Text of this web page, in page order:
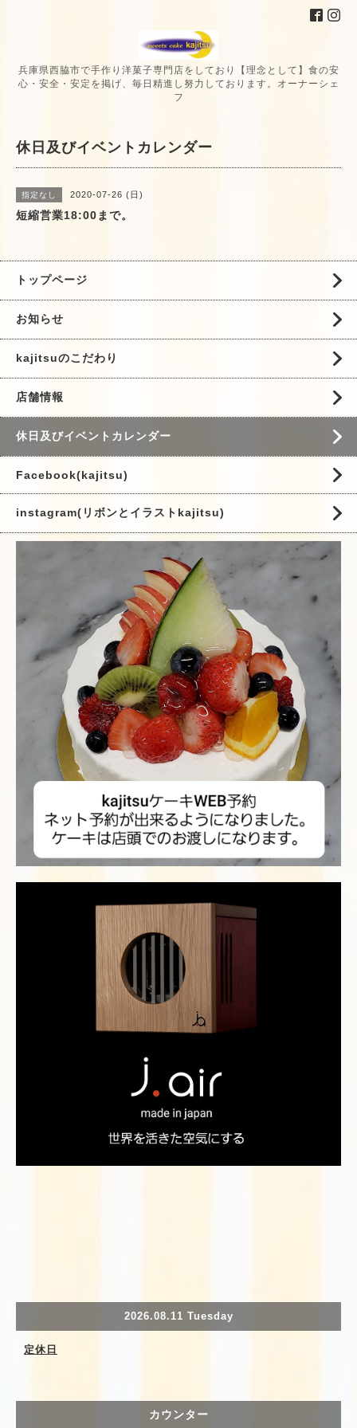
兵庫県西脇市で手作り洋菓子専門店をしており【理念として】食の安
心・安全・安定を掲げ、毎日精進し努力しております。オーナーシェ
フ
休日及びイベントカレンダー
指定なし 2020-07-26 (日)
短縮営業18:00まで。
トップページ
お知らせ
kajitsuのこだわり
店舗情報
休日及びイベントカレンダー
Facebook(kajitsu)
instagram(リボンとイラストkajitsu)
2026.08.11 Tuesday
定休日
カウンター